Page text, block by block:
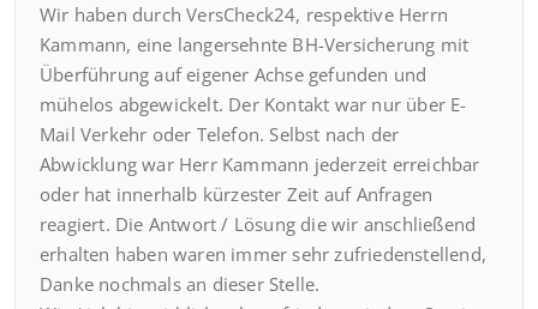
Wir haben durch VersCheck24, respektive Herrn
Kammann, eine langersehnte BH-Versicherung mit
Überführung auf eigener Achse gefunden und
mühelos abgewickelt. Der Kontakt war nur über E-
Mail Verkehr oder Telefon. Selbst nach der
Abwicklung war Herr Kammann jederzeit erreichbar
oder hat innerhalb kürzester Zeit auf Anfragen
reagiert. Die Antwort / Lösung die wir anschließend
erhalten haben waren immer sehr zufriedenstellend,
Danke nochmals an dieser Stelle.